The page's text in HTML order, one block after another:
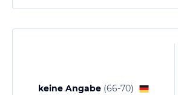
keine Angabe (66-70)